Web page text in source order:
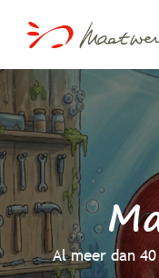
content
Al meer dan